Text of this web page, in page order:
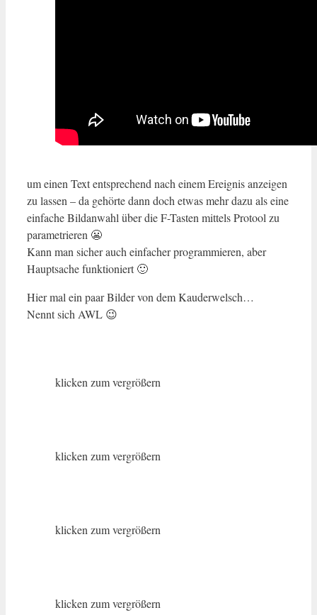
um einen Text entsprechend nach einem Ereignis anzeigen
zu lassen – da gehörte dann doch etwas mehr dazu als eine
einfache Bildanwahl über die F-Tasten mittels Protool zu
parametrieren 😬
Kann man sicher auch einfacher programmieren, aber
Hauptsache funktioniert 🙂
Hier mal ein paar Bilder von dem Kauderwelsch…
Nennt sich AWL 😉
klicken zum vergrößern
klicken zum vergrößern
klicken zum vergrößern
klicken zum vergrößern